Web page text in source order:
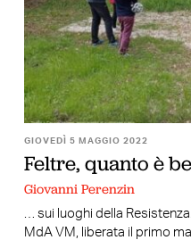
GIOVEDÌ 5 MAGGIO 2022
Feltre, quanto è
Giovanni Perenzin
… sui luoghi della
MdA VM, liberata il primo